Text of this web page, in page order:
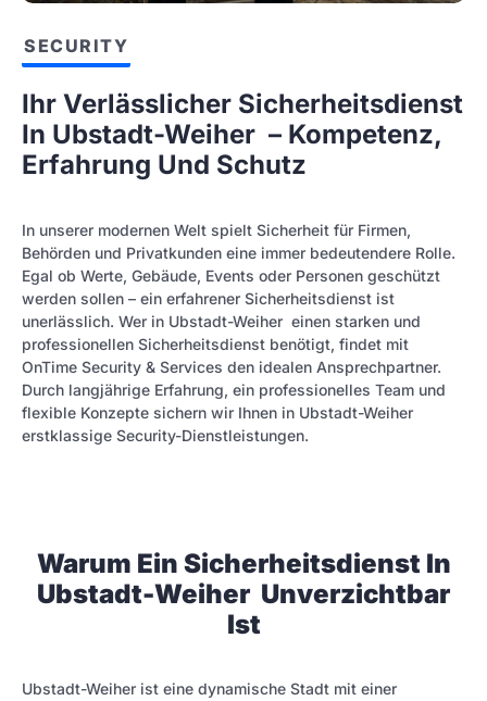
SECURITY
Ihr Verlässlicher Sicherheitsdienst
In Ubstadt-Weiher – Kompetenz,
Erfahrung Und Schutz
In unserer modernen Welt spielt Sicherheit für Firmen,
Behörden und Privatkunden eine immer bedeutendere Rolle.
Egal ob Werte, Gebäude, Events oder Personen geschützt
werden sollen – ein erfahrener Sicherheitsdienst ist
unerlässlich. Wer in Ubstadt-Weiher einen starken und
professionellen Sicherheitsdienst benötigt, findet mit
OnTime Security & Services den idealen Ansprechpartner.
Durch langjährige Erfahrung, ein professionelles Team und
flexible Konzepte sichern wir Ihnen in Ubstadt-Weiher
erstklassige Security-Dienstleistungen.
Warum Ein Sicherheitsdienst In
Ubstadt-Weiher Unverzichtbar
Ist
Ubstadt-Weiher ist eine dynamische Stadt mit einer